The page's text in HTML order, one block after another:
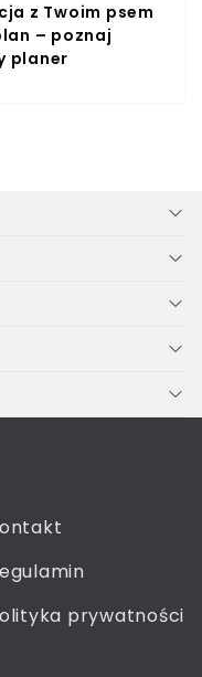
z Twoim psem
– poznaj
planer
prywatności